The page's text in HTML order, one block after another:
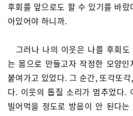
후회를 앞으로도 할 수 있기를 바
아있어야 하니까.
그러나 나의 이웃은 나를 후회
는 몸으로 만들고자 작정한 모양
붙여가고 있었다. 그 순간, 또각또
다. 이웃의 톱질 소리가 멈추었다.
빌어먹을 정도로 방음이 안 된다